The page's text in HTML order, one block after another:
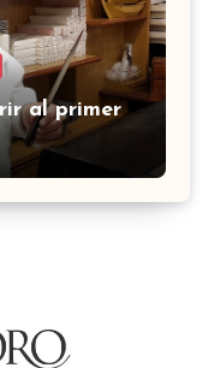
al primer